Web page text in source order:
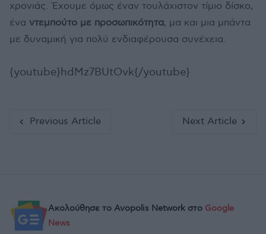
χρονιάς. Έχουμε όμως έναν τουλάχιστον τίμιο δίσκο,
ένα ντεμπούτο με προσωπικότητα, μα και μια μπάντα
με δυναμική για πολύ ενδιαφέρουσα συνέχεια.
{youtube}hdMz7BUtOvk{/youtube}
Ακολούθησε το Avopolis Network στο Google
News
Previous Article Next Article